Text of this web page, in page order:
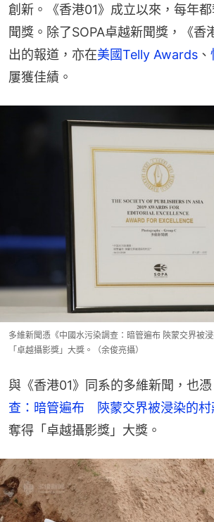
創新。《香港01》成立以來，每年
聞獎。除了SOPA卓越新聞獎，《香
出的報道，亦在美國Telly Awards 、
屢獲佳績。
多維新聞憑《中國水污染調查：暗管遍布 陝蒙交界被
「卓越攝影獎」大獎。（余俊亮攝）
與《香港01》同系的多維新聞，也憑
查：暗管遍布　陝蒙交界被浸染的村
奪得「卓越攝影獎」大獎。